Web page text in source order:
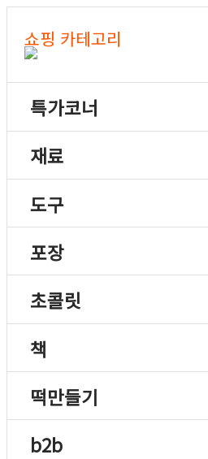
쇼핑 카테고리
특가코너
재료
도구
포장
초콜릿
책
떡만들기
b2b